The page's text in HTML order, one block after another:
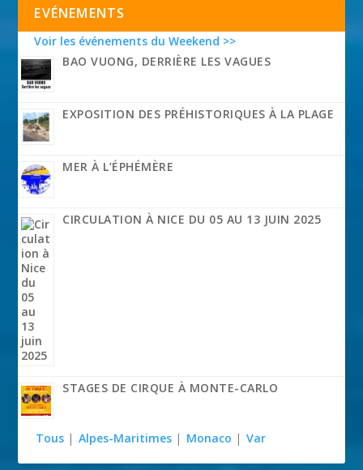
EVÉNEMENTS
Voir les événements du Weekend >>
BAO VUONG, DERRIÈRE LES VAGUES
EXPOSITION DES PRÉHISTORIQUES À LA PLAGE
MER À L’ÉPHÉMÈRE
CIRCULATION À NICE DU 05 AU 13 JUIN 2025
STAGES DE CIRQUE À MONTE-CARLO
Tous | Alpes-Maritimes | Monaco | Var